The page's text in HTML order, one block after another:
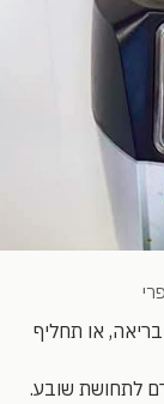
או תחליף
לתחושת שובע.